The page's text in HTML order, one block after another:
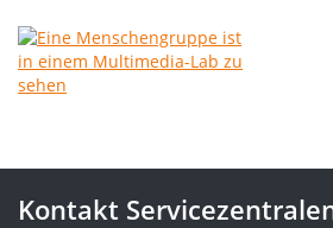
Kontakt